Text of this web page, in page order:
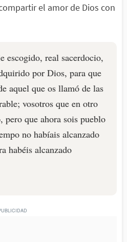
el amor de Dios con
escogido, real sacerdocio,
por Dios, para que
aquel que os llamó de las
vosotros que en otro
pero que ahora sois pueblo
no habíais alcanzado
habéis alcanzado